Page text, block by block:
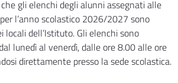
gli elenchi degli alunni assegnati alle
l’anno scolastico 2026/2027 sono
locali dell’Istituto. Gli elenchi sono
lunedì al venerdì, dalle ore 8.00 alle ore
direttamente presso la sede scolastica.